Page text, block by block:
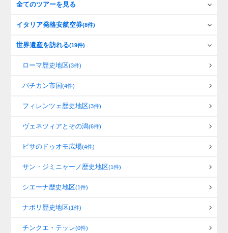
全てのツアーを見る
イタリア発格安航空券(8件)
世界遺産を訪れる(19件)
ローマ歴史地区(3件)
バチカン市国(4件)
フィレンツェ歴史地区(3件)
ヴェネツィアとその潟(6件)
ピサのドゥオモ広場(4件)
サン・ジミニャーノ歴史地区(1件)
シエーナ歴史地区(1件)
ナポリ歴史地区(1件)
チンクエ・テッレ(0件)